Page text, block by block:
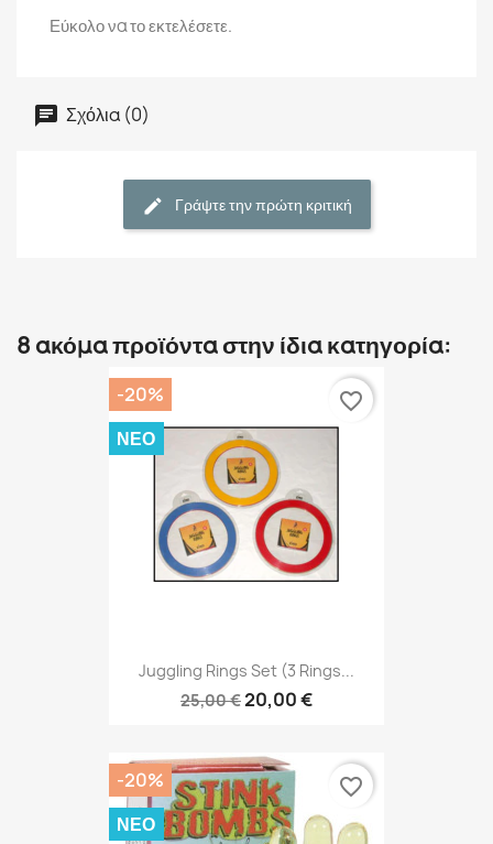
Εύκολο να το εκτελέσετε.
Σχόλια (0)
Γράψτε την πρώτη κριτική
8 ακόμα προϊόντα στην ίδια κατηγορία:
Juggling Rings Set (3 Rings...
25,00 €20,00 €
-20%
ΝΈΟ
favorite_border
-20%
ΝΈΟ
favorite_border